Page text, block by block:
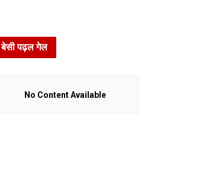
बेसी पढ़ल गेल
No Content Available